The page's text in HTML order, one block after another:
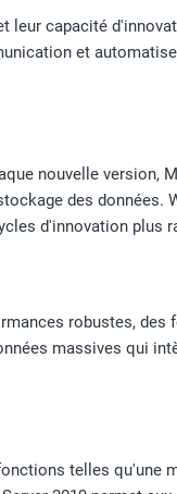
leur capacité
et
nouvelle version,
des données.
d'innovation plus
robustes,
massives qui
telles qu'une